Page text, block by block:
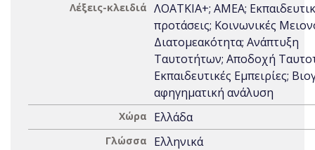
Λέξεις-κλειδιά ΛΟΑΤΚΙΑ+; ΑΜΕΑ;
προτάσεις; Κοινωνικές
Διατομεακότητα; Ανάπτυξη
Ταυτοτήτων; Αποδοχή
Εκπαιδευτικές Εμπειρίες;
αφηγηματική ανάλυση
Χώρα Ελλάδα
Γλώσσα Ελληνικά